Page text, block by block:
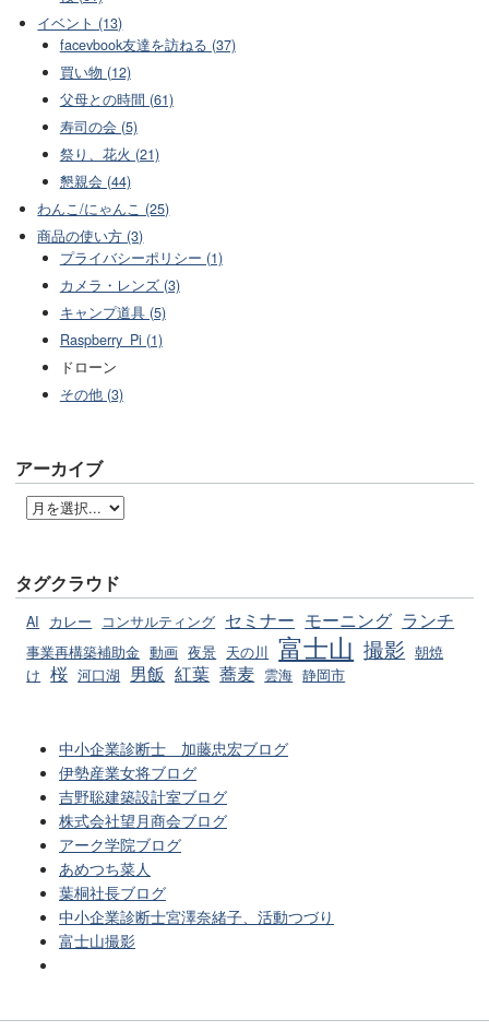
イベント (13)
facevbook友達を訪ねる (37)
買い物 (12)
父母との時間 (61)
寿司の会 (5)
祭り、花火 (21)
懇親会 (44)
わんこ/にゃんこ (25)
商品の使い方 (3)
プライバシーポリシー (1)
カメラ・レンズ (3)
キャンプ道具 (5)
Raspberry_Pi (1)
ドローン
その他 (3)
アーカイブ
タグクラウド
AI カレー コンサルティング セミナー モーニング ランチ
事業再構築補助金 動画 夜景 天の川 富士山 撮影 朝焼
け 桜 河口湖 男飯 紅葉 蕎麦 雲海 静岡市
中小企業診断士 加藤忠宏ブログ
伊勢産業女将ブログ
吉野聡建築設計室ブログ
株式会社望月商会ブログ
アーク学院ブログ
あめつち菜人
葉桐社長ブログ
中小企業診断士宮澤奈緒子、活動つづり
富士山撮影